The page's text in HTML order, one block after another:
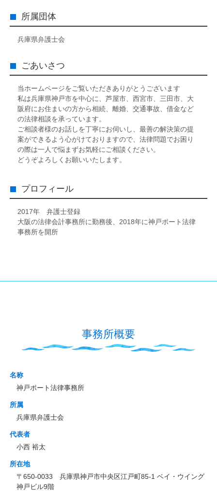
所属団体
兵庫県弁護士会
ごあいさつ
当ホームページをご覧いただきありがとうございます
私は兵庫県神戸市を中心に、芦屋市、西宮市、三田市、大
阪府にお住まいの方から相続、離婚、交通事故、借金など
の法律相談を承っています。
ご相談者様のお話しを丁寧にお伺いし、最善の解決策の提
案ができるよう心がけておりますので、法律問題でお困り
の際は一人で悩まずお気軽にご相談ください。
どうぞよろしくお願いいたします。
プロフィール
2017年 弁護士登録
大阪の法律会計事務所に勤務後、2018年に神戸ポート法律
事務所を開所
事務所概要
名称
神戸ポート法律事務所
所属
兵庫県弁護士会
代表者
小西 裕太
所在地
〒650-0033 兵庫県神戸市中央区江戸町85-1 ベイ・ウイング
神戸ビル9階